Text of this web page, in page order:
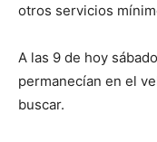
otros servicios
A las 9 de hoy
permanecían en el
buscar.